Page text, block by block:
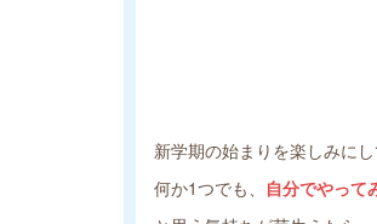
新学期の始まりを楽しみに
何か1つでも、 自分でやって